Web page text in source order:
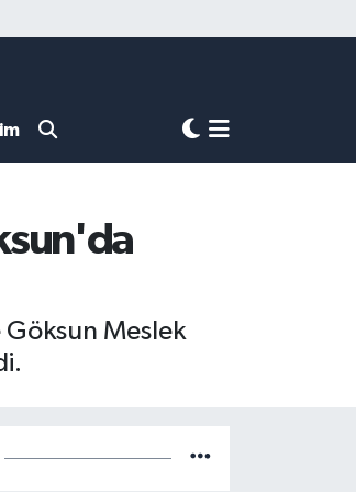
Meslek